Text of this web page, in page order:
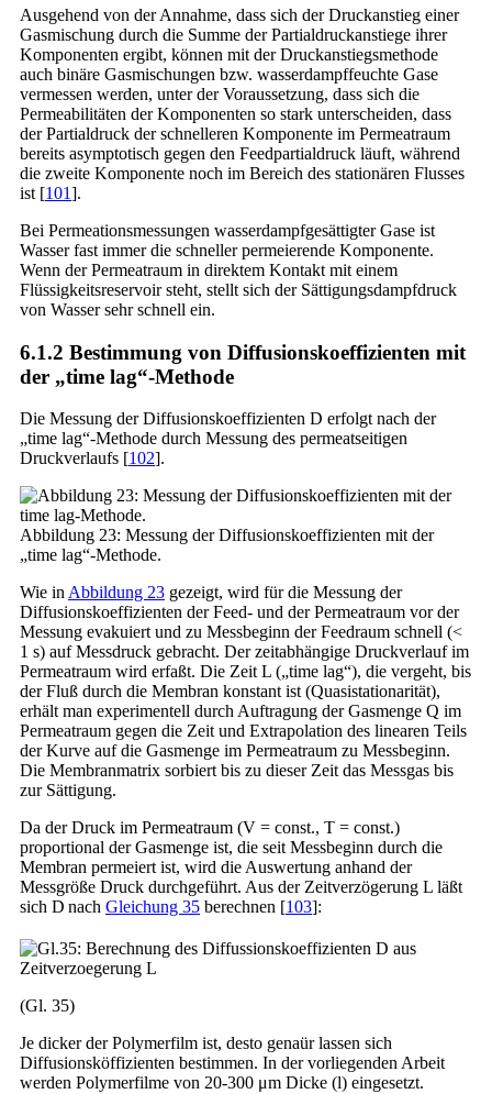
Ausgehend von der Annahme, dass sich der Druckanstieg einer
Gasmischung durch die Summe der Partialdruckanstiege ihrer
Komponenten ergibt, können mit der Druckanstiegsmethode
auch binäre Gasmischungen bzw. wasserdampffeuchte Gase
vermessen werden, unter der Voraussetzung, dass sich die
Permeabilitäten der Komponenten so stark unterscheiden, dass
der Partialdruck der schnelleren Komponente im Permeatraum
bereits asymptotisch gegen den Feedpartialdruck läuft, während
die zweite Komponente noch im Bereich des stationären Flusses
ist [101].
Bei Permeationsmessungen wasserdampfgesättigter Gase ist
Wasser fast immer die schneller permeierende Komponente.
Wenn der Permeatraum in direktem Kontakt mit einem
Flüssigkeitsreservoir steht, stellt sich der Sättigungsdampfdruck
von Wasser sehr schnell ein.
6.1.2 Bestimmung von Diffusionskoeffizienten mit
der „time lag“-Methode
Die Messung der Diffusionskoeffizienten D erfolgt nach der
„time lag“-Methode durch Messung des permeatseitigen
Druckverlaufs [102].
Abbildung 23: Messung der Diffusionskoeffizienten mit der
„time lag“-Methode.
Wie in Abbildung 23 gezeigt, wird für die Messung der
Diffusionskoeffizienten der Feed- und der Permeatraum vor der
Messung evakuiert und zu Messbeginn der Feedraum schnell (<
1 s) auf Messdruck gebracht. Der zeitabhängige Druckverlauf im
Permeatraum wird erfaßt. Die Zeit L („time lag“), die vergeht, bis
der Fluß durch die Membran konstant ist (Quasistationarität),
erhält man experimentell durch Auftragung der Gasmenge Q im
Permeatraum gegen die Zeit und Extrapolation des linearen Teils
der Kurve auf die Gasmenge im Permeatraum zu Messbeginn.
Die Membranmatrix sorbiert bis zu dieser Zeit das Messgas bis
zur Sättigung.
Da der Druck im Permeatraum (V = const., T = const.)
proportional der Gasmenge ist, die seit Messbeginn durch die
Membran permeiert ist, wird die Auswertung anhand der
Messgröße Druck durchgeführt. Aus der Zeitverzögerung L läßt
sich D nach Gleichung 35 berechnen [103]:
(Gl. 35)
Je dicker der Polymerfilm ist, desto genaür lassen sich
Diffusionsköffizienten bestimmen. In der vorliegenden Arbeit
werden Polymerfilme von 20-300 μm Dicke (l) eingesetzt.